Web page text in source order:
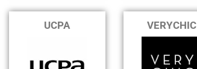
UCPA VERYCHIC